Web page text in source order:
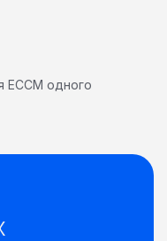
ECCM одного